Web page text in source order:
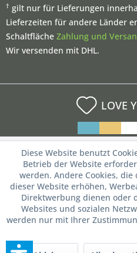
† gilt nur für Lieferungen
Lieferzeiten für andere Länder
Schaltfläche Zahlung und
Wir versenden mit DHL.
LOVE
Diese Website benutzt
Betrieb der Website
werden. Andere Cookies,
dieser Website erhöhen,
Direktwerbung dienen oder
Websites und sozialen
werden nur mit Ihrer